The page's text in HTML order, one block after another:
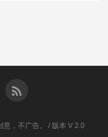
，不广告。 / 版本 V 2.0